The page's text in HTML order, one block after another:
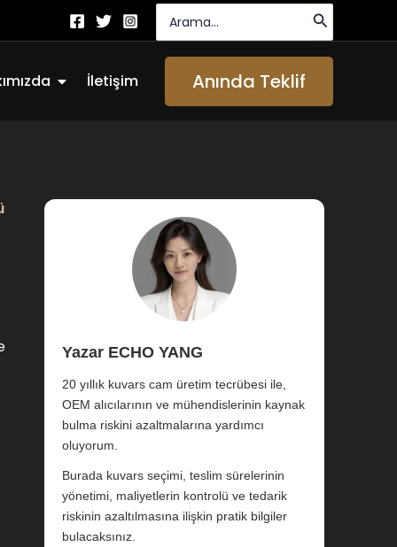
Açık About Us
İletişim Anında Teklif
Yazar ECHO YANG
20 yıllık kuvars cam üretim tecrübesi ile,
OEM alıcılarının ve mühendislerinin kaynak
bulma riskini azaltmalarına yardımcı
oluyorum.
Burada kuvars seçimi, teslim sürelerinin
yönetimi, maliyetlerin kontrolü ve tedarik
riskinin azaltılmasına ilişkin pratik bilgiler
bulacaksınız.